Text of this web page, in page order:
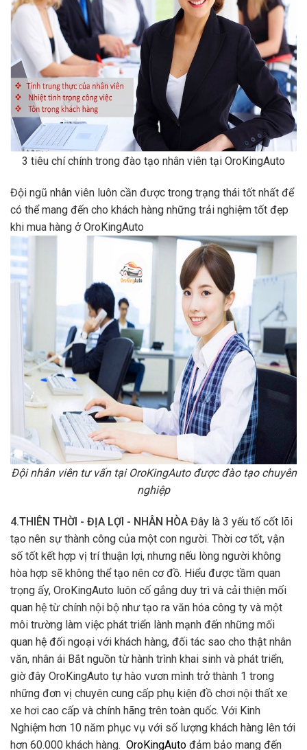
3 tiêu chí chính trong đào tạo nhân viên tại OroKingAuto
Đội ngũ nhân viên luôn cần được trong trạng thái tốt nhất để
có thể mang đến cho khách hàng những trải nghiệm tốt đẹp
khi mua hàng ở OroKingAuto
Đội nhân viên tư vấn tại OroKingAuto được đào tạo chuyên
nghiệp
4.THIÊN THỜI - ĐỊA LỢI - NHÂN HÒA Đây là 3 yếu tố cốt lõi
tạo nên sự thành công của một con người. Thời cơ tốt, vận
số tốt kết hợp vị trí thuận lợi, nhưng nếu lòng người không
hòa hợp sẽ không thể tạo nên cơ đồ. Hiểu được tầm quan
trọng ấy, OroKingAuto luôn cố gắng duy trì và cải thiện mối
quan hệ từ chính nội bộ như tạo ra văn hóa công ty và một
môi trường làm việc phát triển lành mạnh đến những mối
quan hệ đối ngoại với khách hàng, đối tác sao cho thật nhân
văn, nhân ái Bắt nguồn từ hành trình khai sinh và phát triển,
giờ đây OroKingAuto tự hào vươn mình trở thành 1 trong
những đơn vị chuyên cung cấp phụ kiện đồ chơi nội thất xe
xe hơi cao cấp và chính hãng trên toàn quốc. Với Kinh
Nghiệm hơn 10 năm phục vụ với số lượng khách hàng lên tới
hơn 60.000 khách hàng. OroKingAuto đảm bảo mang đến